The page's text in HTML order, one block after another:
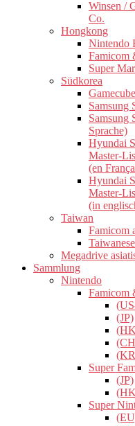
Winsen /
Co.
Hongkong
Nintendo
Famicom
Super
Südkorea
Samsung
Samsung
Sprache)
Hyundai
Master-
(en
Hyundai
Master-
(in
Taiwan
Famicom
Megadrive
Sammlung
Nintendo
Famicom
(JP)
Super
(JP)
Super